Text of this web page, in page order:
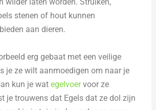
wilder laten worden. Struiken,
stenen of hout kunnen
aan dieren.
erg gebaat met een veilige
je ze wilt aanmoedigen om naar je
kun je wategelvoervoor ze
je trouwens dat Egels dat ze dol zijn